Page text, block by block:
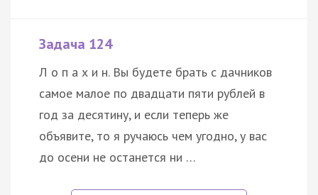
Задача 124
Л о п а х и н. Вы будете брать с дачников
самое малое по двадцати пяти рублей в
год за десятину, и если теперь же
объявите, то я ручаюсь чем угодно, у вас
до осени не останется ни …